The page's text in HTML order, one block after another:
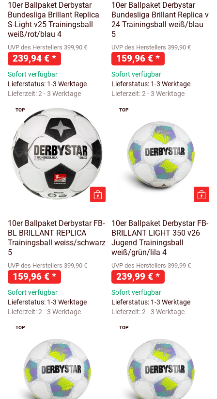
10er Ballpaket Derbystar
Bundesliga Brillant Replica
S-Light v25 Trainingsball
weiß/rot/blau 4
UVP des Herstellers 399,90 €
239,94 € *
Sofort verfügbar
Lieferstatus: 1-3 Werktage
Lieferzeit:2 - 3 Werktage
10er Ballpaket Derbystar
Bundesliga Brillant Replica v
24 Trainingsball weiß/blau
5
UVP des Herstellers 399,90 €
159,96 € *
Sofort verfügbar
Lieferstatus: 1-3 Werktage
Lieferzeit:2 - 3 Werktage
TOP
10er Ballpaket Derbystar FB-
BL BRILLANT REPLICA
Trainingsball weiss/schwarz
5
UVP des Herstellers 399,90 €
159,96 € *
Sofort verfügbar
Lieferstatus: 1-3 Werktage
Lieferzeit:2 - 3 Werktage
TOP
10er Ballpaket Derbystar FB-
BRILLANT LIGHT 350 v26
Jugend Trainingsball
weiß/grün/lila 4
UVP des Herstellers 399,99 €
239,99 € *
Sofort verfügbar
Lieferstatus: 1-3 Werktage
Lieferzeit:2 - 3 Werktage
TOP TOP